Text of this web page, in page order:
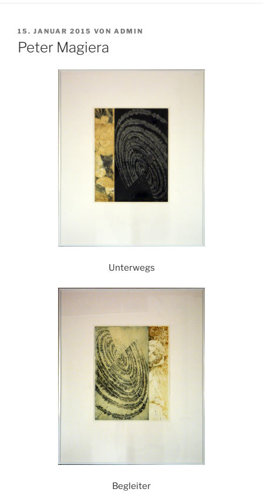
VERÖFFENTLICHT
AM
15. JANUAR 2015 VON ADMIN
Peter Magiera
Unterwegs
Begleiter